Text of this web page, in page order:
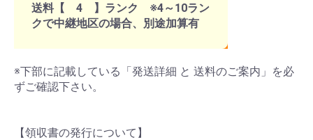
送料【 4 】ランク ※4～10ラン
クで中継地区の場合、別途加算有
※下部に記載している「発送詳細 と 送料のご案内」を必
ずご確認下さい。
【領収書の発行について】